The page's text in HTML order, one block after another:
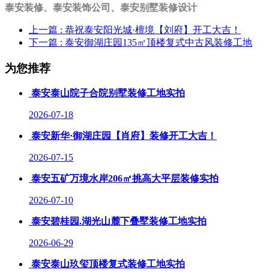
泰安装修、泰安装饰公司、泰安别墅装修设计
上一篇 : 恭祝泰安阳光城·檀境【刘府】开工大吉！
下一篇 : 泰安御湖庄园135㎡顶楼复式中古风装修工地
为您推荐
泰安泰山院子合院别墅装修工地实拍
2026-07-18
泰安新华·御湖庄园【肖府】装修开工大吉！
2026-07-15
泰安五矿万境水岸206㎡挑高大平层装修实拍
2026-07-10
泰安碧桂园.湖光山麓下叠墅装修工地实拍
2026-06-29
泰安泰山玖玺顶楼复式装修工地实拍